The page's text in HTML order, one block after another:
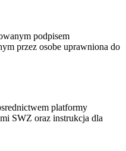
podpisem
przez osobe uprawniona do
platformy
SWZ oraz instrukcja dla